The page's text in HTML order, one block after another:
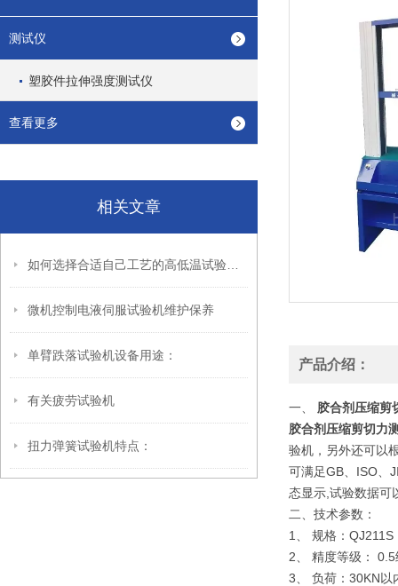
测试仪
塑胶件拉伸强度测试仪
查看更多
相关文章
微机控制电液伺服试验机维护保养
单臂跌落试验机设备用途：
有关疲劳试验机
扭力弹簧试验机特点：
产品介绍：
一、
胶合剂压缩剪
胶合剂压缩剪切力
验机，另外还可以
可满足GB、ISO、
态显示,试验数据可
二、技术参数：
1、 规格：QJ211S
2、 精度等级： 0.5
3、 负荷：30KN以